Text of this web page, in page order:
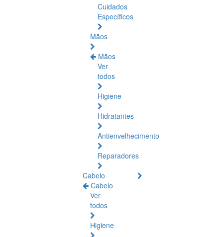
Cuidados
Específicos
Mãos
Mãos
Ver
todos
Higiene
Hidratantes
Antienvelhecimento
Reparadores
Cabelo
Cabelo
Ver
todos
Higiene